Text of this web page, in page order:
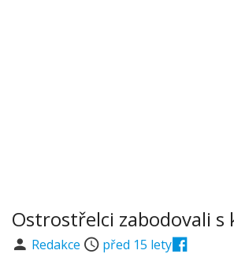
Ostrostřelci zabodovali s
Redakce před 15 lety